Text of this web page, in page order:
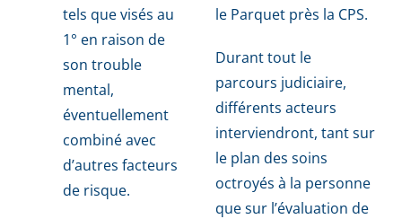
tels que visés au
1° en raison de
son trouble
mental,
éventuellement
combiné avec
d’autres facteurs
de risque.
le Parquet près la CPS.
Durant tout le
parcours judiciaire,
différents acteurs
interviendront, tant sur
le plan des soins
octroyés à la personne
que sur l’évaluation de